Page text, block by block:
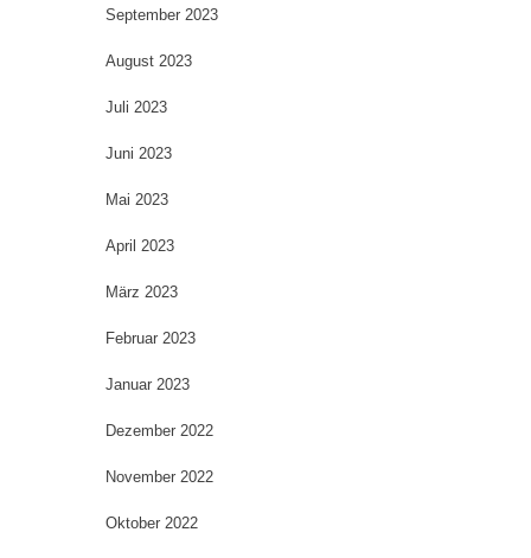
September 2023
August 2023
Juli 2023
Juni 2023
Mai 2023
April 2023
März 2023
Februar 2023
Januar 2023
Dezember 2022
November 2022
Oktober 2022